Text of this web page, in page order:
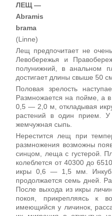
ЛЕЩ —
Abramis
brama
(Linne)
Лещ предпочитает не
Левобережья и
полунижний, в анальном
достигает длины свыше 50
Половая зрелость
Размножается на пойме, а
0,5 — 2,0 м, откладывая
растений в один прием. У
жемчужная сыпь.
Нерестится лещ при
размножения возможны
синцом, леща с густерой.
колеблется от 40300 до
икры 0,6 — 1,5 мм.
продолжается семь дней.
После выхода из икры
покоя, прикрепляясь к
имеющийся у личинок,